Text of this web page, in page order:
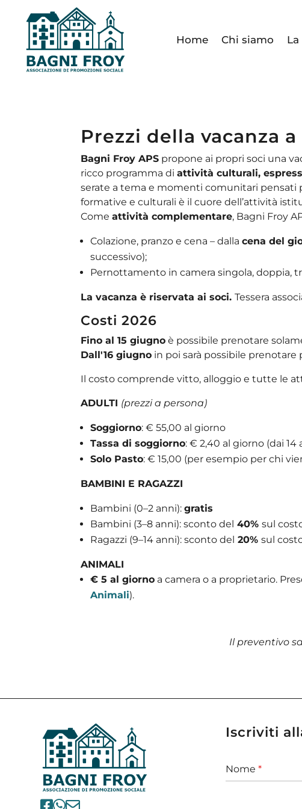
Home Chi siamo
Prezzi della vacanza
Bagni Froy APS propone ai propri soci una
ricco programma diattività culturali,
serate a tema e momenti comunitari pensati
formative e culturali è il cuore dell’attività
Comeattività complementare, Bagni Froy
Colazione, pranzo e cena – dallacena del
successivo);
Pernottamento in camera singola, doppia,
La vacanza è riservata ai soci.Tessera
Costi 2026
Fino al 15 giugno è possibile prenotare
Dall'16 giugno in poi sarà possibile prenotare
Il costo comprende vitto, alloggio e tutte le
ADULTI (prezzi a persona)
Soggiorno: € 55,00 al giorno
Tassa di soggiorno: € 2,40 al giorno (dai 14
Solo Pasto: € 15,00 (per esempio per chi
BAMBINI E RAGAZZI
Bambini (0–2 anni):gratis
Bambini (3–8 anni): sconto del 40%sul
Ragazzi (9–14 anni): sconto del 20%sul
ANIMALI
€ 5 al giorno a camera o a proprietario.
Animali).
Il preventivo

Iscriviti
Nome *